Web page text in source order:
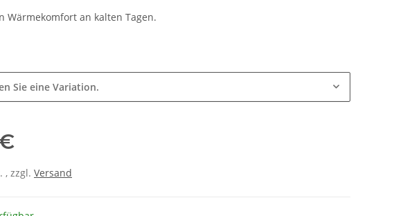
Wärmekomfort an kalten Tagen.
Sie eine Variation.
, zzgl. Versand